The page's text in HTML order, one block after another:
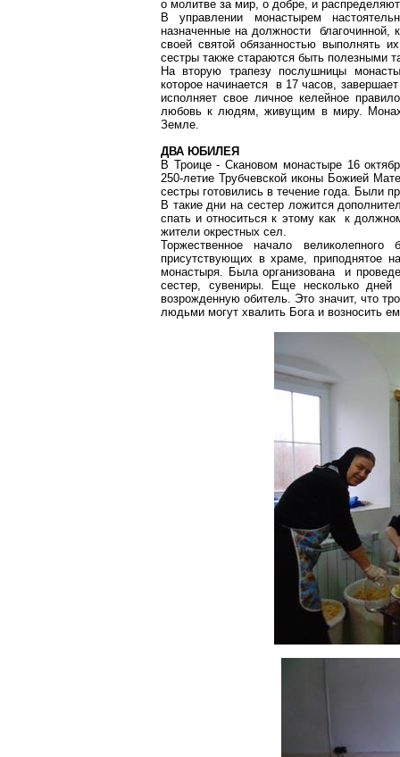
о молитве за мир, о добре, и
В управлении монастырем
назначенные на должности благочинной,
своей святой обязанностью выполнять
сестры также стараются быть полезными
На вторую трапезу послушницы
которое начинается в 17 часов,
исполняет свое личное келейное
любовь к людям, живущим в миру.
Земле.
ДВА ЮБИЛЕЯ
В Троице - Скановом монастыре 16
250-летие Трубчевской иконы Божией
сестры готовились в течение года. Были
В такие дни на сестер ложится
спать и относиться к этому как к
жители окрестных сел.
Торжественное начало великолепного
присутствующих в храме, приподнятое
монастыря. Была организована и
сестер, сувениры. Еще несколько дней
возрожденную обитель. Это значит, что
людьми могут хвалить Бога и возносить